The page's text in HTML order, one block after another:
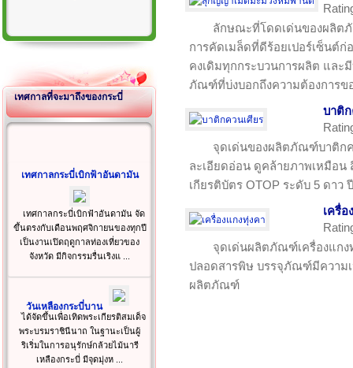
เทศกาลที่จะมาถึงของกระบี่
เทศกาลกระบี่เบิกฟ้าอันดามัน
เทศกาลกระบี่เบิกฟ้าอันดามัน จัด
ขึ้นตรงกับเดือนพฤศจิกายนของทุกปี
เป็นงานเปิดฤดูกาลท่องเที่ยวของ
จังหวัด มีกิจกรรมรื่นเริงแ ...
วันเหลืองกระบี่บาน
ได้จัดขึ้นเพื่อเทิดพระเกียรติสมเด็จ
พระบรมราชินีนาถ ในฐานะเป็นผู้
ริเริ่มในการอนุรักษ์กล้วยไม้นารี
เหลืองกระบี่ มีจุดมุ่งห ...
ลักษณะที่โดดเด่นของผลิ
การคัดเมล็ดที่ดีร้อยเปอร์เซ็นต์
คงเดิมทุกกระบวนการผลิต แล
ภัณฑ์ที่บ่งบอกถึงความต้องการข
บาติก
จุดเด่นของผลิตภัณฑ์บาติก
ละเอียดอ่อน ดูคล้ายภาพเหมือน
เกียรติบัตร OTOP ระดับ 5 ดาว
เครื่อ
จุดเด่นผลิตภัณฑ์เครื่องแก
ปลอดสารพิษ บรรจุภัณฑ์มีความ
ผลิตภัณฑ์